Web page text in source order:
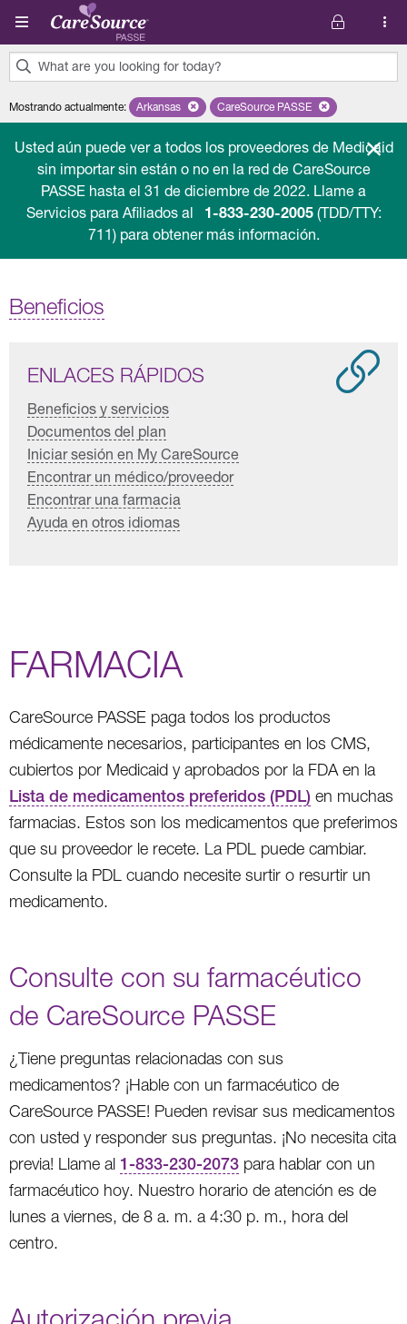
Pasar al contenido principal
What are you looking for today?
results
Mostrando actualmente: Remove selected state 'Arkansas'
Arkansas Remove selected plan
CareSource PASSE
Usted aún puede ver a todos los proveedores de Medicaid
sin importar sin están o no en la red de CareSource
PASSE hasta el 31 de diciembre de 2022. Llame a
Servicios para Afiliados al 1-833-230-2005(TDD/TTY:
711) para obtener más información.
Beneficios
ENLACES RÁPIDOS
Beneficios y servicios
Documentos del plan
Iniciar sesión en My CareSource
Encontrar un médico/proveedor
Encontrar una farmacia
Ayuda en otros idiomas
FARMACIA
CareSource PASSE paga todos los productos
médicamente necesarios, participantes en los CMS,
cubiertos por Medicaid y aprobados por la FDA en la
Lista de medicamentos preferidos (PDL) en muchas
farmacias. Estos son los medicamentos que preferimos
que su proveedor le recete. La PDL puede cambiar.
Consulte la PDL cuando necesite surtir o resurtir un
medicamento.
Consulte con su farmacéutico
de CareSource PASSE
¿Tiene preguntas relacionadas con sus
medicamentos? ¡Hable con un farmacéutico de
CareSource PASSE! Pueden revisar sus medicamentos
con usted y responder sus preguntas. ¡No necesita cita
previa! Llame al 1-833-230-2073 para hablar con un
farmacéutico hoy. Nuestro horario de atención es de
lunes a viernes, de 8 a. m. a 4:30 p. m., hora del
centro.